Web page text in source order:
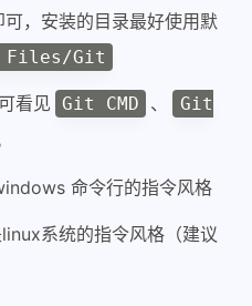
，安装的目录最好使用默
Files/Git
看见 Git CMD 、
Git
命令行的指令风格
系统的指令风格（建议